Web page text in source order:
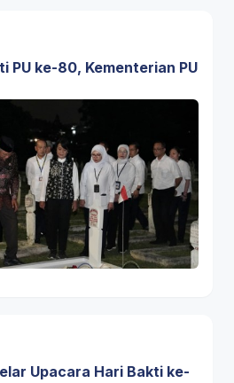
PU ke-80, Kementerian PU
Upacara Hari Bakti ke-